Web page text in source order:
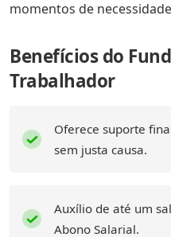
momentos de
Benefícios do
Trabalhador
Oferece suporte
sem justa causa.
Auxílio de até um
Abono Salarial.